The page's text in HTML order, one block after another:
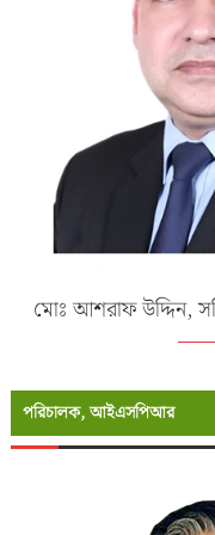
মোঃ আশরাফ উদ্দিন,
পরিচালক, আইএসপিআর